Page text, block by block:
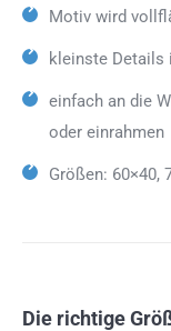
Motiv wird
kleinste Details
einfach an die
oder einrahmen
Größen: 60×40,
Die richtige